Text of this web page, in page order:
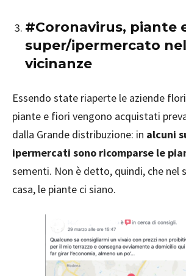
#Coronavirus, piante
super/ipermercato
vicinanze
Essendo state riaperte le aziende
piante e fiori vengono acquistati
dalla Grande distribuzione: in alcuni
ipermercati sono ricomparse le
sementi. Non è detto, quindi, che nel
casa, le piante ci siano.